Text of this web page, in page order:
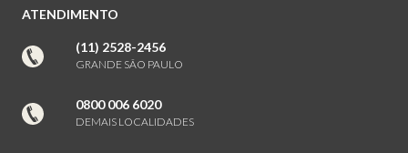
ATENDIMENTO
(11) 2528-2456
GRANDE SÃO PAULO
0800 006 6020
DEMAIS LOCALIDADES